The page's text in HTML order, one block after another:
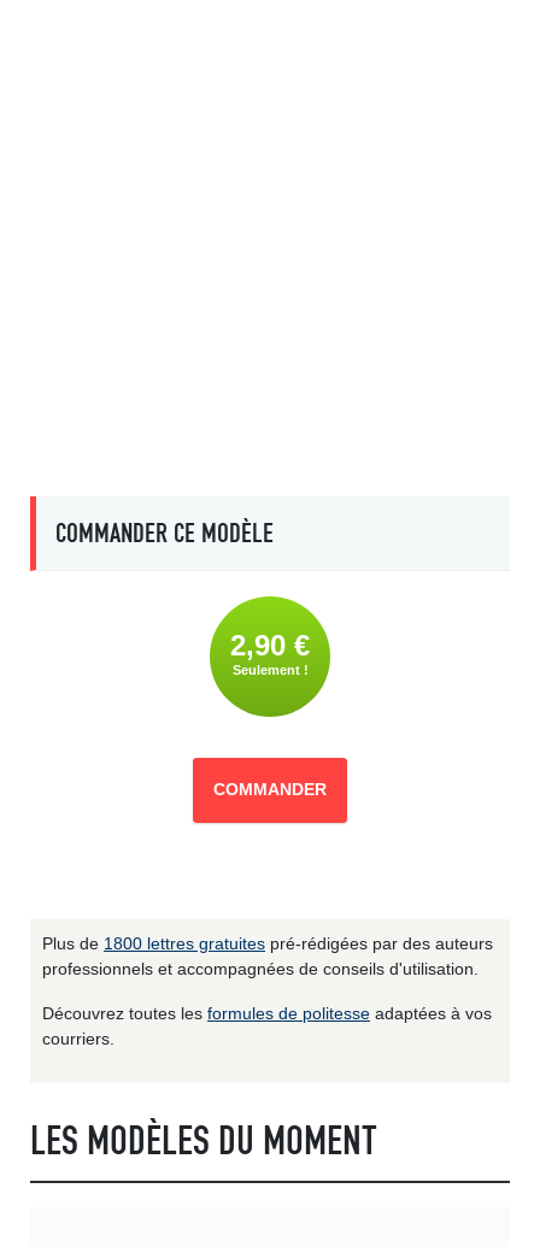
COMMANDER CE MODÈLE
2,90 €
Seulement !
COMMANDER
Plus de 1800 lettres gratuites pré-rédigées par des auteurs
professionnels et accompagnées de conseils d'utilisation.
Découvrez toutes les formules de politesse adaptées à vos
courriers.
LES MODÈLES DU MOMENT